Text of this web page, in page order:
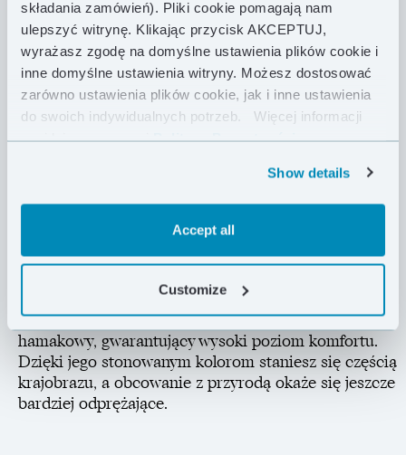
składania zamówień). Pliki cookie pomagają nam
ulepszyć witrynę. Klikając przycisk AKCEPTUJ,
wyrażasz zgodę na domyślne ustawienia plików cookie i
inne domyślne ustawienia witryny. Możesz dostosować
zarówno ustawienia plików cookie, jak i inne ustawienia
do swoich indywidualnych potrzeb.
Więcej informacji
znajdziesz w naszejPolityce Prywatności .
Show details
Accept all
Customize
850 FP, Selva 120 posiada wyjątkowy stosunek
termoizolacji w porównaniu do masy. Dodatkowo,
dzięki starannie dobranym materiałom i wydajnej
konstrukcji zaskoczy Cię swoją kompaktowością. Jej
projekt został dokładnie przemyślany: dzięki
poziomemu układowi komór przeszywanych na wylot
daje duże możliwości regulacji i dobrze uszczelnia
Selva 120 izoluje na ¾ długości hamaka i
przeznaczona jest dla świadomych użytkowników,
Najlepiej sprawdzi się z naszym topquiltem Taiga 150
i hamakiem Mugga, tworząc letni, ultralekki zestaw
hamakowy, gwarantujący wysoki poziom komfortu.
Dzięki jego stonowanym kolorom staniesz się częścią
krajobrazu, a obcowanie z przyrodą okaże się jeszcze
bardziej odprężające.